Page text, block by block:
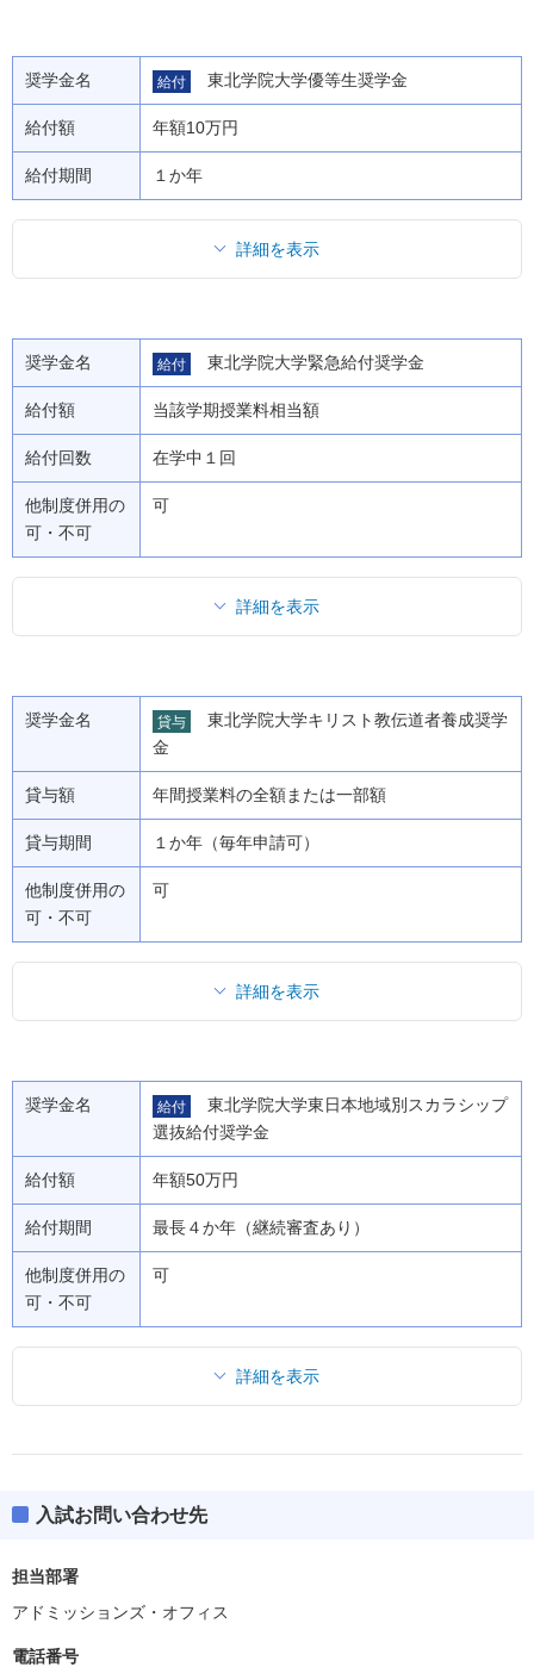
奨学金名 給付 東北学院大学優等生奨学金
給付額 年額10万円
給付期間 １か年
詳細を表示
奨学金名 給付 東北学院大学緊急給付奨学金
給付額 当該学期授業料相当額
給付回数 在学中１回
他制度併用の
可・不可
可
詳細を表示
奨学金名 貸与
東北学院大学キリスト教伝道者養成奨学
金
貸与額 年間授業料の全額または一部額
貸与期間 １か年（毎年申請可）
他制度併用の
可・不可
可
詳細を表示
奨学金名 給付
東北学院大学東日本地域別スカラシップ
選抜給付奨学金
給付額 年額50万円
給付期間 最長４か年（継続審査あり）
他制度併用の
可・不可
可
詳細を表示
入試お問い合わせ先
担当部署
アドミッションズ・オフィス
電話番号